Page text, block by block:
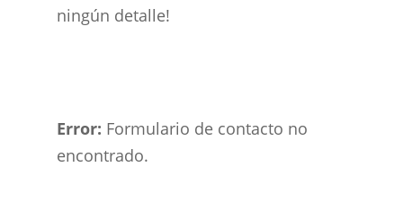
ningún detalle!
Error: Formulario de contacto no
encontrado.